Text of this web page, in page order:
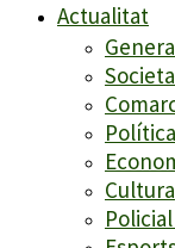
Actualitat
Política
Cultura